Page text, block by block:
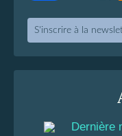
S'inscrire à la
Dernière